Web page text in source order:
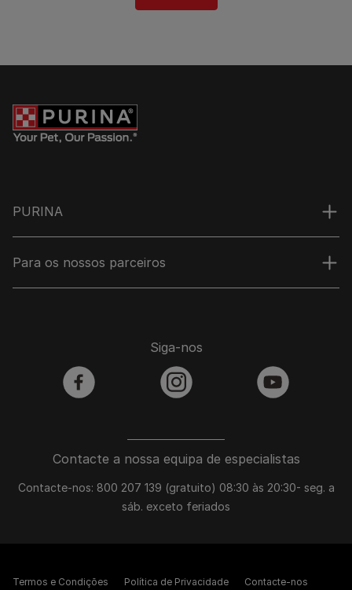
PURINA
Para os nossos parceiros
Contacte a nossa equipa de especialistas
Contacte-nos: 800 207 139 (gratuito) 08:30 às 20:30- seg. a
sáb. exceto feriados
Siga-nos
facebook instagram youtube
Termos e Condições Política de Privacidade Contacte-nos